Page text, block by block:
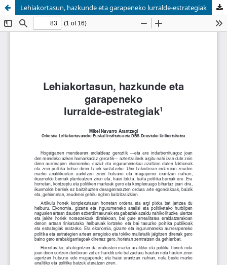
Lehiakortasun, hazkunde eta garapeneko lurralde-estrategiak